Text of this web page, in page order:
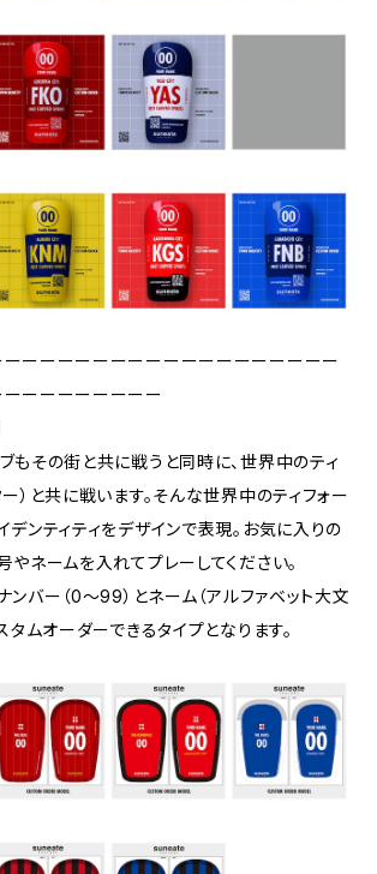
ーーーーーーーーーーーーーーーーーー
ーーーーーーーー
もその街と共に戦うと同時に、世界中のティ
）と共に戦います。そんな世界中のティフォー
デンティティをデザインで表現。お気に入りの
やネームを入れてプレーしてください。
バー（0〜99）とネーム（アルファベット大文
ムオーダーできるタイプとなります。